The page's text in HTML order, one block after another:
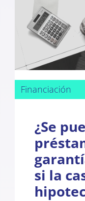
Financiación
¿Se
si la